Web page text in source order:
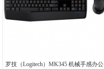
罗技（Logitech）MK345 机械手感办公